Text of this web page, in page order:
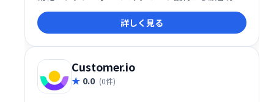
まで、あらゆるマーケティング活動を効率化し、顧客
ライフサイクル全体を最適化します。 単一のシステム
でキャンペーンを管理し、効果的なマルチチャネル戦
略を実現しましょう。
詳しく見る
Customer.io
0.0 (0件)